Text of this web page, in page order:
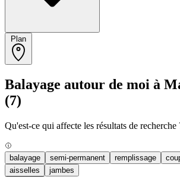
Balayage autour de moi à
(7)
Qu'est-ce qui affecte les résultats de recherche
balayage semi-permanent remplissage
aisselles
jambes